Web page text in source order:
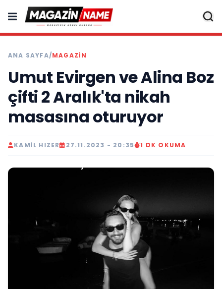
ANA SAYFA/MAGAZIN
Umut Evirgen ve Alina Boz
çifti 2 Aralık'ta nikah
masasına oturuyor
KAMIL HIZER 27.11.2023 - 20:35 1 DK OKUMA